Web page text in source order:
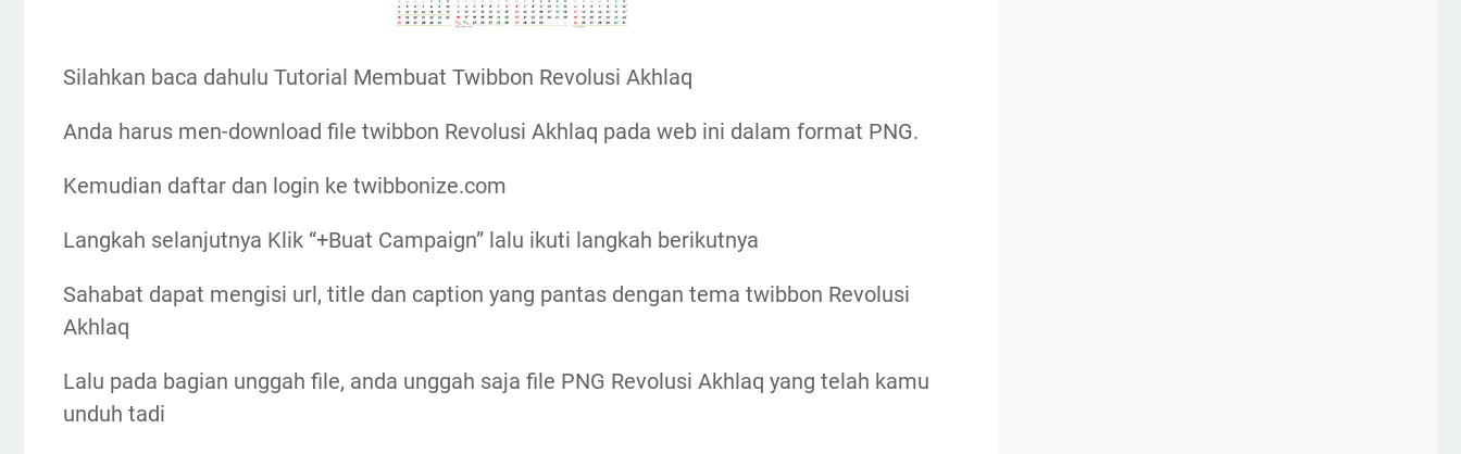
Silahkan baca dahulu Tutorial Membuat Twibbon Revolusi Akhlaq
Anda harus men-download file twibbon Revolusi Akhlaq pada web ini dalam format PNG.
Kemudian daftar dan login ke twibbonize.com
Langkah selanjutnya Klik “+Buat Campaign” lalu ikuti langkah berikutnya
Sahabat dapat mengisi url, title dan caption yang pantas dengan tema twibbon Revolusi
Akhlaq
Lalu pada bagian unggah file, anda unggah saja file PNG Revolusi Akhlaq yang telah kamu
unduh tadi